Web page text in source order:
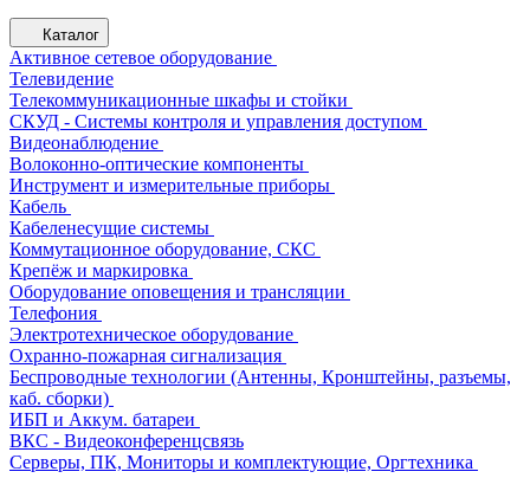
Каталог
Активное сетевое оборудование
Телевидение
Телекоммуникационные шкафы и стойки
СКУД - Системы контроля и управления доступом
Видеонаблюдение
Волоконно-оптические компоненты
Инструмент и измерительные приборы
Кабель
Кабеленесущие системы
Коммутационное оборудование, СКС
Крепёж и маркировка
Оборудование оповещения и трансляции
Телефония
Электротехническое оборудование
Охранно-пожарная сигнализация
Беспроводные технологии (Антенны, Кронштейны, разъемы,
каб. сборки)
ИБП и Аккум. батареи
ВКС - Видеоконференцсвязь
Серверы, ПК, Мониторы и комплектующие, Оргтехника